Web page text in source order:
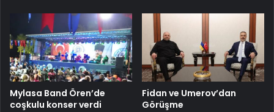
Mylasa Band Ören’de
coşkulu konser verdi
Fidan ve Umerov’dan
Görüşme